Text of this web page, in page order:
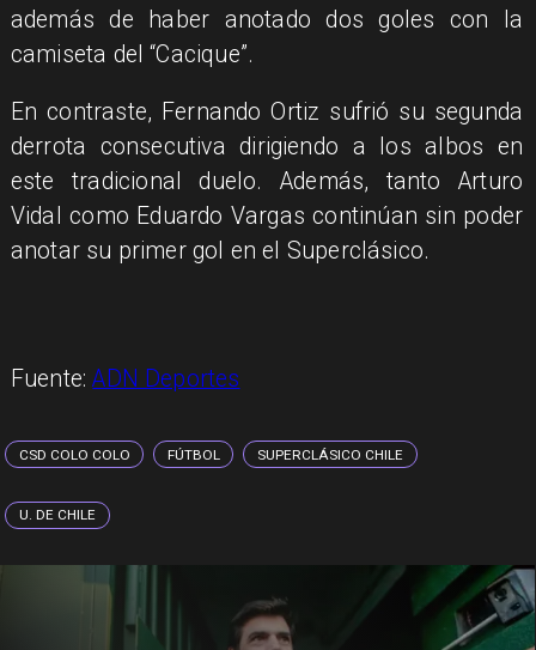
además de haber anotado dos goles con la
camiseta del “Cacique”.
En contraste, Fernando Ortiz sufrió su segunda
derrota consecutiva dirigiendo a los albos en
este tradicional duelo. Además, tanto Arturo
Vidal como Eduardo Vargas continúan sin poder
anotar su primer gol en el Superclásico.
Fuente:ADN Deportes
CSD COLO COLO FÚTBOL SUPERCLÁSICO CHILE
U. DE CHILE